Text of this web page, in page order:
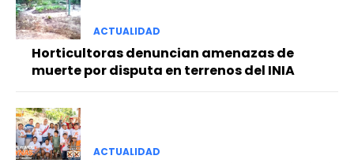
ACTUALIDAD
Horticultoras denuncian amenazas de
muerte por disputa en terrenos del INIA
ACTUALIDAD